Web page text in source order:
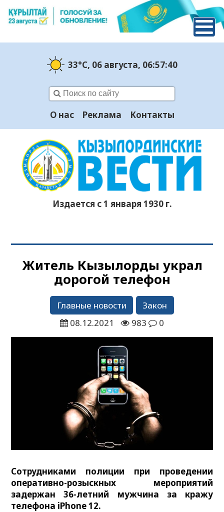
33°C, 06 августа, 06:57:41
О нас Реклама Контакты
Издается с 1 января 1930 г.
Житель Кызылорды украл
дорогой телефон
Главные новости
Закон
08.12.2021
983 0
Сотрудниками полиции при проведении
оперативно-розыскных мероприятий
задержан 36-летний мужчина за кражу
телефона iPhone 12.